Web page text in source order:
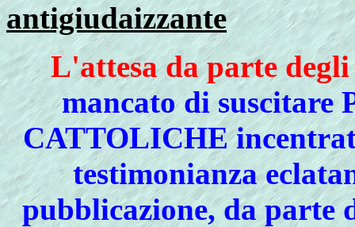
antigiudaizzante
L'attesa da parte
mancato di
CATTOLICHE
testimonianza
pubblicazione, da parte